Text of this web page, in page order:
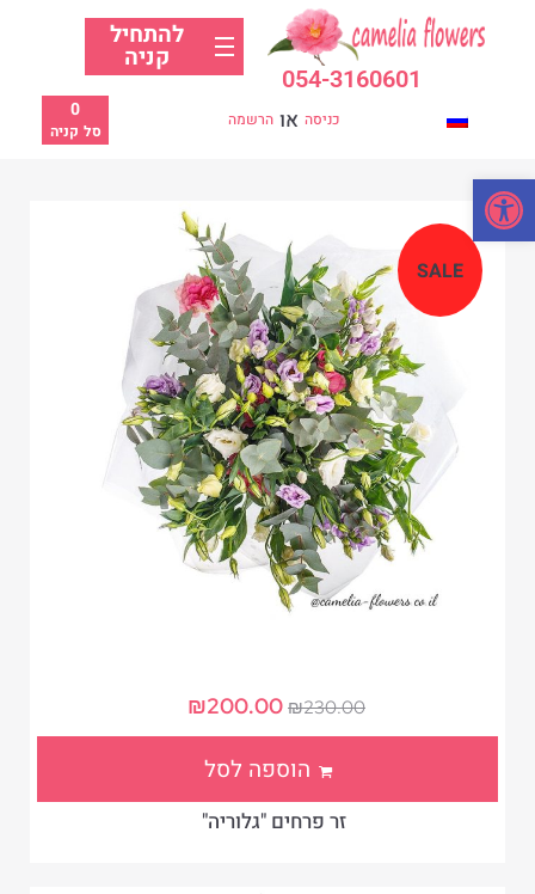
054-3160601
להתחיל
קניה
כניסה או הרשמה
סל קניה
0
SALE
זר פרחים "גלוריה"
₪230.00
₪200.00
הוספה לסל
פתח סרגל נגישות